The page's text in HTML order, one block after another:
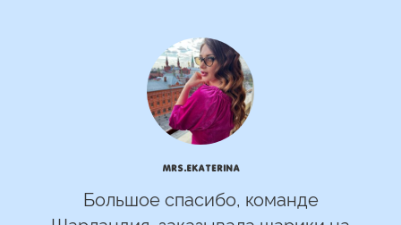
mrs.Ekaterina
Большое спасибо, команде